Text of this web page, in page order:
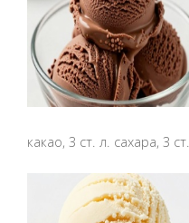
какао, 3 ст. л. сахара, 3